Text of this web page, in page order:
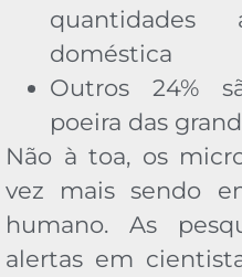
doméstica
Outros 24%
poeira das
Não à toa, os
vez mais sendo
humano. As
alertas em